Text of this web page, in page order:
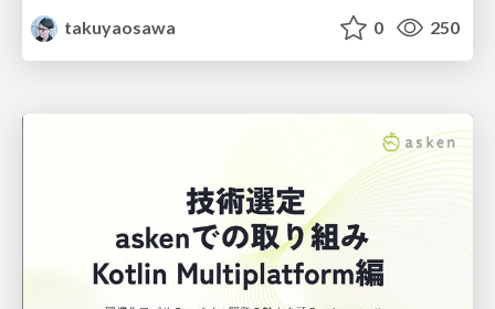
takuyaosawa
0 250